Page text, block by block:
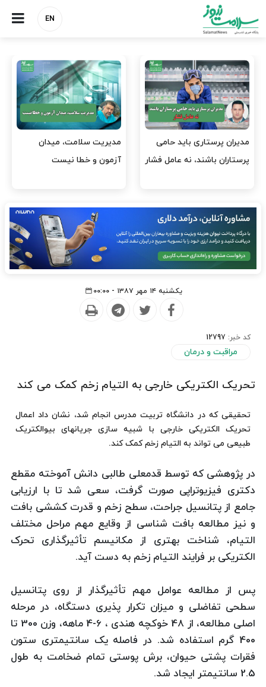
EN
وقت وزیر بهداشت باید صرف
افتتاح پروژه‌ها شود؟
واردات دارو و کالاهای اساسی
باید در اولویت تخصیص ارز
یکشنبه ۱۴ مهر ۱۳۸۷ - ۰۰:۰۰
کد خبر: 12797
مراقبت و درمان
تحریک الکتریکی خارجی به التیام زخم کمک می کند
تحقیقی که در دانشگاه تربیت مدرس انجام شد، نشان داد اعمال
تحریک الکتریکی خارجی با شبیه سازی جریانهای بیوالکتریک
طبیعی می تواند به التیام زخم کمک کند.
در پژوهشی که توسط قدمعلی طالبی دانش آموخته مقطع
دکتری فیزیوتراپی صورت گرفت، سعی شد تا با ارزیابی
جامع از پتانسیل جراحت، سطح زخم و قدرت کششی بافت
و نیز مطالعه بافت شناسی از وقایع مهم مراحل مختلف
التیام، شناخت بهتری از مکانیسم تأثیرگذاری تحرک
الکتریکی بر فرایند التیام زخم به دست آید.
پس از مطالعه عوامل مهم تأثیرگذار از روی پتانسیل
سطحی تفاضلی و میزان تکرار پذیری دستگاه، در مرحله
اصلی مطالعه، از 48 خوکچه هندی ، 6-4 ماهه، وزن 300 تا
400 گرم استفاده شد. در فاصله یک سانتیمتری ستون
فقرات پشتی حیوان، برش پوستی تمام ضخامت به طول
2.5 سانتیمتر ایجاد شد.